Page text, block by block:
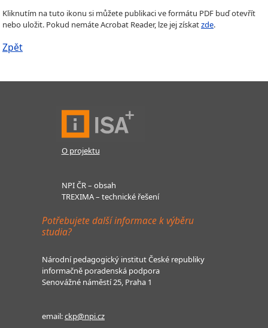
Kliknutím na tuto ikonu si můžete publikaci ve formátu PDF buď otevřít
nebo uložit. Pokud nemáte Acrobat Reader, lze jej získatzde.
Zpět
O projektu
NPI ČR – obsah
TREXIMA – technické řešení
Potřebujete další informace k výběru
studia?
Národní pedagogický institut České republiky
informačně poradenská podpora
Senovážné náměstí 25, Praha 1
email:ckp@npi.cz